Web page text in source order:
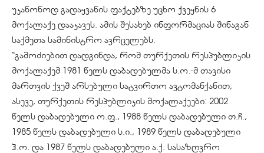
უკანონოდ გადაყვანის ფაქტებზე უცხო ქვეყნის 6
მოქალაქე დააკავეს. ამის შესახებ ინფორმაციას შინაგან
საქმეთა სამინისტრო ავრცელებს.
“გამოძიებით დადგინდა, რომ თურქეთის რესპუბლიკის
მოქალაქემ 1981 წელს დაბადებულმა ს.ო.-მ თავისი
მართვის ქვეშ არსებული სატვირთო ავტომანქანით,
ასევე, თურქეთის რესპუბლიკის მოქალაქეები: 2002
წელს დაბადებული ო.ფ., 1988 წელს დაბადებული თ.ჩ.,
1985 წელს დაბადებული ს.ი., 1989 წელს დაბადებული
ჰ.ო. და 1987 წელს დაბადებული ა.ქ. სასაზღვრო